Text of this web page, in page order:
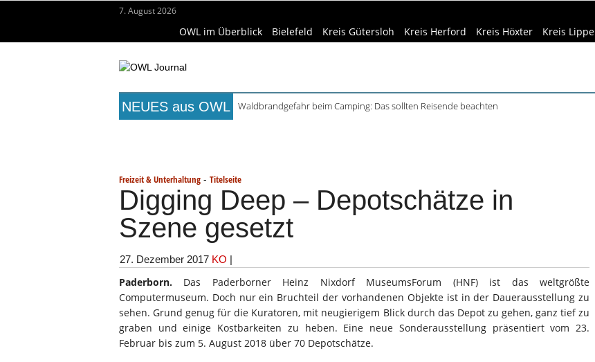
7. August 2026
OWL im Überblick Bielefeld Kreis Gütersloh Kreis Herford Kreis Höxter Kreis Lippe
NEUES aus OWL
Waldbrandgefahr beim Camping: Das sollten Reisende beachten
Freizeit & Unterhaltung - Titelseite
Digging Deep – Depotschätze in
Szene gesetzt
27. Dezember 2017 KO |
Paderborn. Das Paderborner Heinz Nixdorf MuseumsForum (HNF) ist das weltgrößte
Computermuseum. Doch nur ein Bruchteil der vorhandenen Objekte ist in der Dauerausstellung zu
sehen. Grund genug für die Kuratoren, mit neugierigem Blick durch das Depot zu gehen, ganz tief zu
graben und einige Kostbarkeiten zu heben. Eine neue Sonderausstellung präsentiert vom 23.
Februar bis zum 5. August 2018 über 70 Depotschätze.